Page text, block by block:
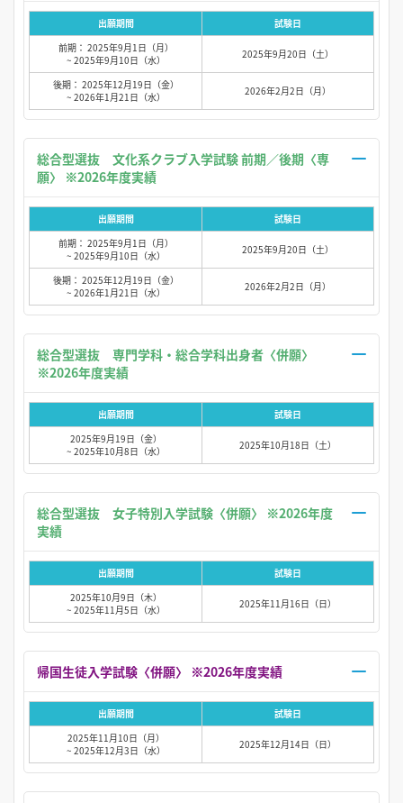
出願期間
試験日
前期： 2025年9月1日（月）
~ 2025年9月10日（水）
2025年9月20日（土）
後期： 2025年12月19日（金）
~ 2026年1月21日（水）
2026年2月2日（月）
総合型選抜 文化系クラブ入学試験 前期／後期〈専
出願期間
試験日
前期： 2025年9月1日（月）
~ 2025年9月10日（水）
2025年9月20日（土）
後期： 2025年12月19日（金）
~ 2026年1月21日（水）
2026年2月2日（月）
総合型選抜 専門学科・総合学科出身者〈併願〉
出願期間
試験日
2025年9月19日（金）
~ 2025年10月8日（水）
2025年10月18日（土）
総合型選抜 女子特別入学試験〈併願〉 ※2026年度
出願期間
試験日
2025年10月9日（木）
~ 2025年11月5日（水）
2025年11月16日（日）
出願期間
試験日
2025年11月10日（月）
~ 2025年12月3日（水）
2025年12月14日（日）